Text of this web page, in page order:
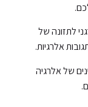
לתזונה של
אלרגיות.
של אלרגיה